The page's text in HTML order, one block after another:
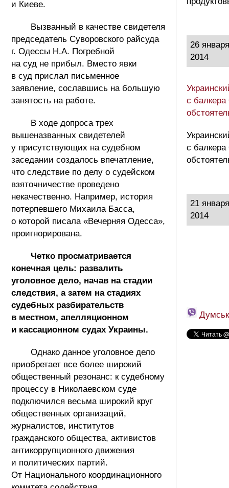
и Киеве.
Вызванный в качестве свидетеля
председатель Суворовского райсуда
г. Одессы Н.А. Погребной
на суд не прибыл. Вместо явки
в суд прислал письменное
заявление, сославшись на большую
занятость на работе.
В ходе допроса трех
вышеназванных свидетелей
у присутствующих на судебном
заседании создалось впечатление,
что следствие по делу о судейском
взяточничестве проведено
некачественно. Например, история
потерпевшего Михаила Басса,
о которой писала «Вечерняя Одесса»,
проигнорирована.
Четко просматривается
конечная цель: развалить
уголовное дело, начав на стадии
следствия, а затем на стадиях
судебных разбирательств
в местном, апелляционном
и кассационном судах Украины.
Однако данное уголовное дело
приобретает все более широкий
общественный резонанс: к судебному
процессу в Николаевском суде
подключился весьма широкий круг
общественных организаций,
журналистов, институтов
гражданского общества, активистов
антикоррупционного движения
и политических партий.
От Национального координационного
26 января
2014
с
с
21 января
2014